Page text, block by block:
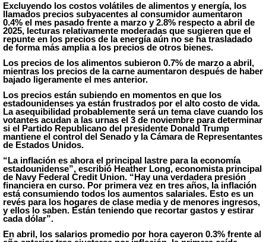
Excluyendo los costos volátiles de alimentos y energía, los
llamados precios subyacentes al consumidor aumentaron
0.4% el mes pasado frente a marzo y 2.8% respecto aabril de
2025, lecturas relativamente moderadas que sugieren que el
repunte en los precios de la energía aún no se ha trasladado
de forma más amplia a los precios de otros bienes.
Los precios de los alimentos subieron 0.7% de marzo aabril,
mientras los precios de la carne aumentaron después de haber
bajado ligeramente el mes anterior.
Los precios están subiendo en momentos en que los
estadounidenses ya están frustrados por el alto costo de vida.
La asequibilidad probablemente será un tema clave cuando los
votantes acudan a las urnas el 3 de noviembre para determinar
si el Partido Republicano del presidente Donald Trump
mantiene el control del Senado y la Cámara de Representantes
de Estados Unidos.
“La inflación es ahora el principal lastre para la economía
estadounidense”, escribió Heather Long, economista principal
de Navy Federal Credit Union. “Hay una verdadera presión
financiera en curso. Por primera vez en tres años, la inflación
está consumiendo todos los aumentos salariales. Esto es un
revés para los hogares de clase media y de menores ingresos,
y ellos lo saben. Están teniendo que recortar gastos y estirar
cada dólar”.
En abril, los salarios promedio por hora cayeron 0.3% frente al